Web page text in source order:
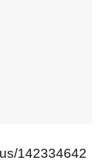
142334642